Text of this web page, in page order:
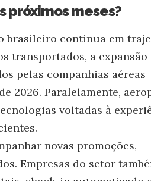
próximos meses?
brasileiro continua em
transportados, a expansão
pelas companhias aéreas
2026. Paralelamente,
voltadas à
novas promoções,
Empresas do setor